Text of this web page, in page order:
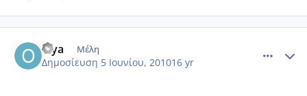
olya Μέλη
Δημοσίευση 5 Ιουνίου, 201016 yr